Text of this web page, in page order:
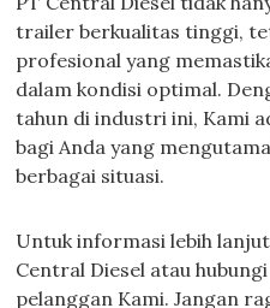
trailer berkualitas tinggi,
profesional yang
dalam kondisi optimal.
tahun di industri ini, Kami
bagi Anda yang
berbagai situasi.
Untuk informasi lebih
Central Diesel atau
pelanggan Kami. Jangan